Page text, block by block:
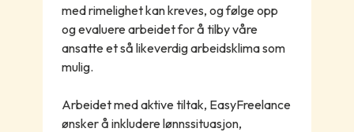
med rimelighet kan kreves, og følge opp
og evaluere arbeidet for å tilby våre
ansatte et så likeverdig arbeidsklima som
mulig.
Arbeidet med aktive tiltak, EasyFreelance
ønsker å inkludere lønnssituasjon,